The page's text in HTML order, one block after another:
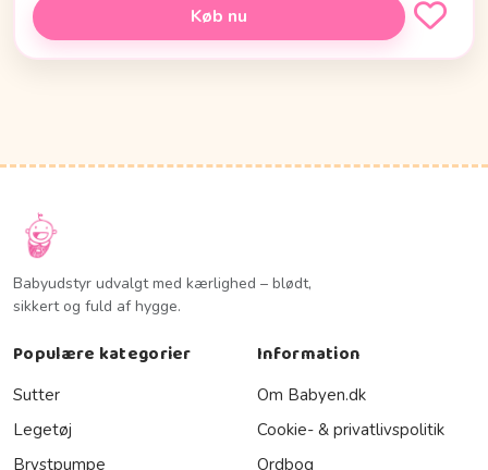
Køb nu
Babyudstyr udvalgt med kærlighed – blødt,
sikkert og fuld af hygge.
Populære kategorier
Sutter
Legetøj
Brystpumpe
Information
Om Babyen.dk
Cookie- & privatlivspolitik
Ordbog